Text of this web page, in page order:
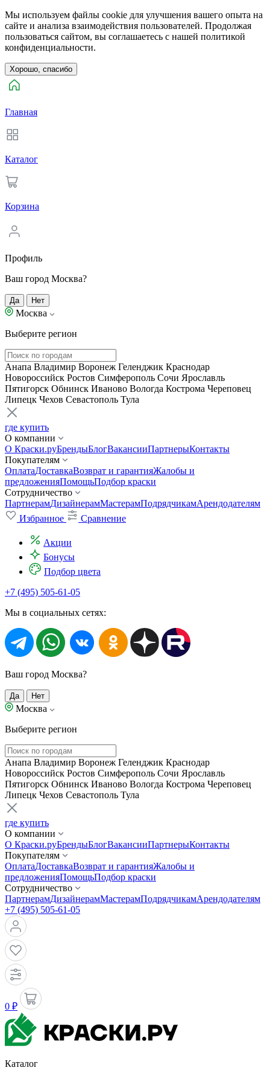
Мы используем файлы cookie для улучшения вашего опыта на
сайте и анализа взаимодействия пользователей. Продолжая
пользоваться сайтом, вы соглашаетесь с нашей политикой
конфиденциальности.
Хорошо, спасибо
Главная
Каталог
Корзина
Профиль
Ваш город Москва?
Да Нет
Москва
Выберите регион
Анапа Владимир Воронеж Геленджик Краснодар
Новороссийск Ростов Симферополь Сочи Ярославль
Пятигорск Обнинск Иваново Вологда Кострома Череповец
Липецк Чехов Севастополь Тула
где купить
О компании
О Краски.руБрендыБлогВакансииПартнерыКонтакты
Покупателям
ОплатаДоставкаВозврат и гарантияЖалобы и
предложенияПомощьПодбор краски
Сотрудничество
ПартнерамДизайнерамМастерамПодрядчикамАрендодателям
Избранное
Сравнение
Акции
Бонусы
Подбор цвета
+7 (495) 505-61-05
Мы в социальных сетях:
Ваш город Москва?
Да Нет
Москва
Выберите регион
Анапа Владимир Воронеж Геленджик Краснодар
Новороссийск Ростов Симферополь Сочи Ярославль
Пятигорск Обнинск Иваново Вологда Кострома Череповец
Липецк Чехов Севастополь Тула
где купить
О компании
О Краски.руБрендыБлогВакансииПартнерыКонтакты
Покупателям
ОплатаДоставкаВозврат и гарантияЖалобы и
предложенияПомощьПодбор краски
Сотрудничество
ПартнерамДизайнерамМастерамПодрядчикамАрендодателям
+7 (495) 505-61-05
0 ₽
Каталог